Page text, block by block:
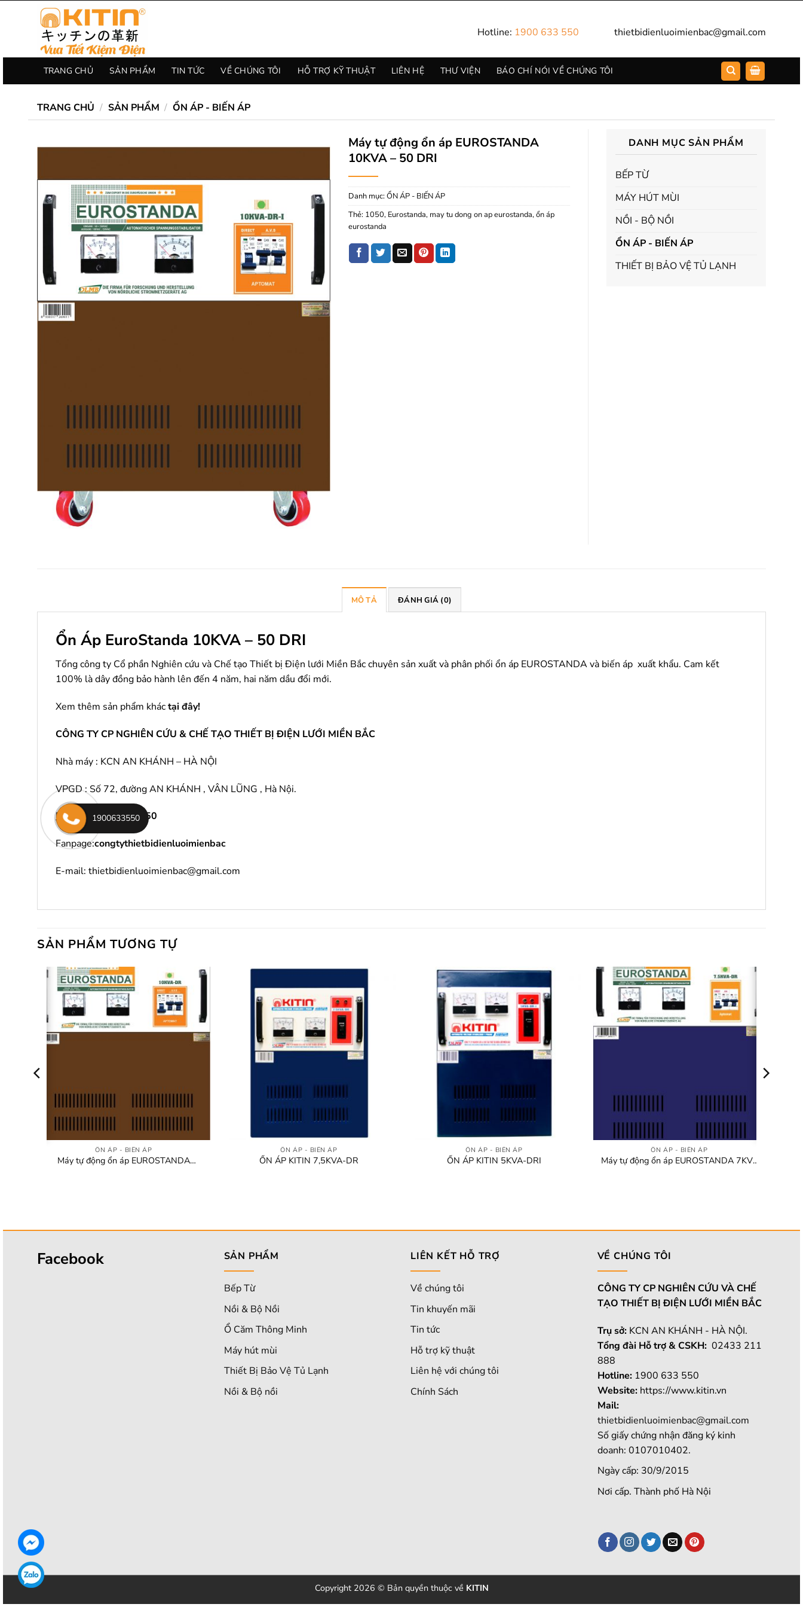
dung
Hotline: 1900 633 550 thietbidienluoimienbac@gmail.com
TRANG CHỦ SẢN PHẨM TIN TỨC VỀ CHÚNG TÔI HỖ TRỢ KỸ THUẬT LIÊN HỆ THƯ VIỆN BÁO CHÍ NÓI VỀ CHÚNG TÔI
TRANG CHỦ / SẢN PHẨM / ỔN ÁP - BIẾN ÁP
Máy tự động ổn áp EUROSTANDA
10KVA – 50 DRI
Danh mục:ỔN ÁP - BIẾN ÁP
Thẻ: 1050, Eurostanda, may tu dong on ap eurostanda,ổn áp
eurostanda
DANH MỤC SẢN PHẨM
BẾP TỪ
MÁY HÚT MÙI
NỒI - BỘ NỒI
ỔN ÁP - BIẾN ÁP
THIẾT BỊ BẢO VỆ TỦ LẠNH
MÔ TẢ ĐÁNH GIÁ (0)
Ổn Áp EuroStanda 10KVA – 50 DRI
Tổng công ty Cổ phần Nghiên cứu và Chế tạo Thiết bị Điện lưới Miền Bắc chuyên sản xuất và phân phối ổn áp EUROSTANDA và biến áp xuất khẩu. Cam kết
100% là dây đồng bảo hành lên đến 4 năm, hai năm dầu đổi mới.
Xem thêm sản phẩm kháctại đây!
CÔNG TY CP NGHIÊN CỨU & CHẾ TẠO THIẾT BỊ ĐIỆN LƯỚI MIỀN BẮC
Nhà máy : KCN AN KHÁNH – HÀ NỘI
VPGD : Số 72, đường AN KHÁNH , VÂN LŨNG , Hà Nội.
Hotline 1900 633 550
Fanpage:congtythietbidienluoimienbac
E-mail: thietbidienluoimienbac@gmail.com
SẢN PHẨM TƯƠNG TỰ
ỔN ÁP - BIẾN ÁP
Máy tự động ổn áp EUROSTANDA
ỔN ÁP - BIẾN ÁP
ỔN ÁP KITIN 7,5KVA-DR
ỔN ÁP - BIẾN ÁP
ỔN ÁP KITIN 5KVA-DRI
ỔN ÁP - BIẾN ÁP
Máy tự động ổn áp EUROSTANDA 7KVA
Facebook SẢN PHẨM
Bếp Từ
Nồi & Bộ Nồi
Ổ Căm Thông Minh
Máy hút mùi
Thiết Bị Bảo Vệ Tủ Lạnh
Nồi & Bộ nồi
LIÊN KẾT HỖ TRỢ
Về chúng tôi
Tin khuyến mãi
Tin tức
Hỗ trợ kỹ thuật
Liên hệ với chúng tôi
Chính Sách
VỀ CHÚNG TÔI
CÔNG TY CP NGHIÊN CỨU VÀ CHẾ
TẠO THIẾT BỊ ĐIỆN LƯỚI MIỀN BẮC
Trụ sở: KCN AN KHÁNH - HÀ NỘI.
Tổng đài Hỗ trợ & CSKH: 02433 211
888
Hotline: 1900 633 550
Website: https://www.kitin.vn
Mail:
thietbidienluoimienbac@gmail.com
Số giấy chứng nhận đăng ký kinh
doanh: 0107010402.
Ngày cấp: 30/9/2015
Nơi cấp. Thành phố Hà Nội
Copyright 2026 © Bản quyền thuộc về KITIN
1900633550